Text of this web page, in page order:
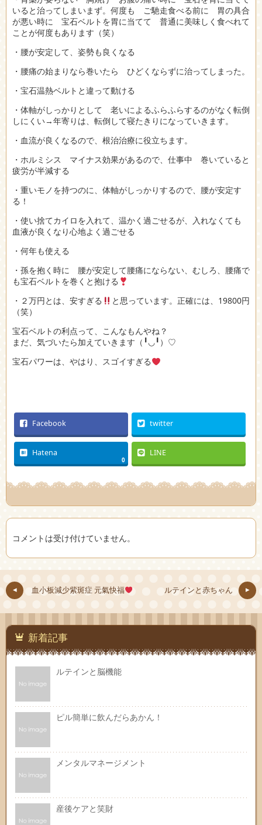
いると治ってしまいまず。何度も ご馳走食べる前に 胃の具合
が悪い時に 宝石ベルトを胃に当てて 普通に美味しく食べれて
ことが何度もあります（笑）
・腰が安定して、姿勢も良くなる
・腰痛の始まりなら巻いたら ひどくならずに治ってしまった。
・宝石温熱ベルトと違って動ける
・体軸がしっかりとして 老いによるふらふらするのがなく転倒
しにくい→年寄りは、転倒して寝たきりになっていきます。
・血流が良くなるので、根治治療に役立ちます。
・ホルミシス マイナス効果があるので、仕事中 巻いていると
疲労が半減する
・重いモノを持つのに、体軸がしっかりするので、腰が安定す
る！
・使い捨てカイロを入れて、温かく過ごせるが、入れなくても
血液が良くなり心地よく過ごせる
・何年も使える
・孫を抱く時に 腰が安定して腰痛にならない、むしろ、腰痛で
も宝石ベルトを巻くと抱ける
・２万円とは、安すぎる
と思っています。正確には、19800円
（笑）
宝石ベルトの利点って、こんなもんやね？
まだ、気づいたら加えていきます（╹◡╹）♡
宝石パワーは、やはり、スゴイすぎる
Facebook twitter
Hatena
0
LINE
コメントは受け付けていません。
血小板減少紫斑症 元氣快福 ルテインと赤ちゃん
新着記事
ルテインと脳機能
ピル簡単に飲んだらあかん！
メンタルマネージメント
産後ケアと笑財